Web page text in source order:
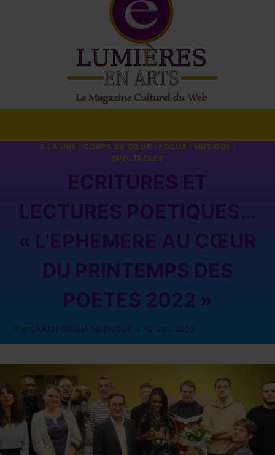
À LA UNE COUPS DE CŒUR FOCUS MUSIQUE
SPECTACLES
« L’EPHEMERE AU CŒUR
DU PRINTEMPS DES
POETES 2022 »
Par SARAH GIORIA NDENGUE 19 avril 2022